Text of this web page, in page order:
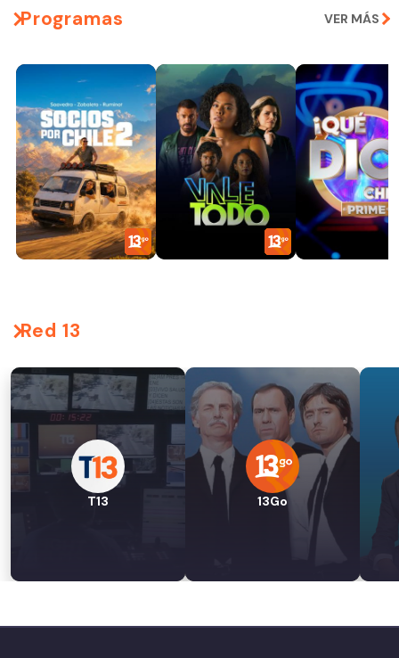
Programas VER MÁS
Red 13
T13 13Go